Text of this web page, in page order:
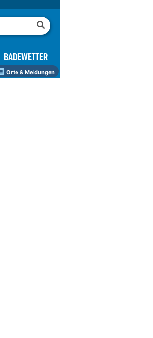
BADEWETTER
Orte & Meldungen